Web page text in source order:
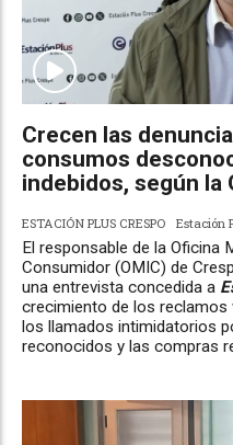
Crecen las
consumos
indebidos, según la
ESTACIÓN PLUS CRESPO Estación
El responsable de la Oficina
Consumidor (OMIC) de
una entrevista concedida a
crecimiento de los reclamos
los llamados intimidatorios
reconocidos y las compras